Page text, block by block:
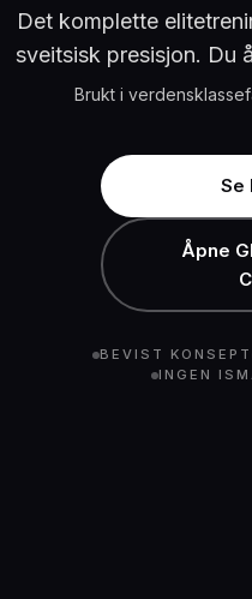
Det komplette
sveitsisk presisjon. Du
Brukt i
Se
Åpne
BEVIST KONSEPT
INGEN